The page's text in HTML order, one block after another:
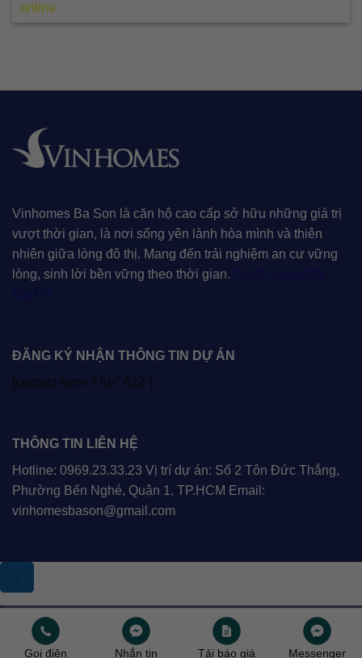
online
Vinhomes Ba Son là căn hộ cao cấp sở hữu những giá trị
vượt thời gian, là nơi sống yên lành hòa mình và thiên
nhiên giữa lòng đô thị. Mang đến trải nghiệm an cư vững
lòng, sinh lời bền vững theo thời gian.
ĐĂNG KÝ NHẬN THÔNG TIN DỰ ÁN
[contact-form-7 id="422"]
THÔNG TIN LIÊN HỆ
Hotline: 0969.23.33.23 Vị trí dự án: Số 2 Tôn Đức Thắng,
Phường Bến Nghé, Quận 1, TP.HCM Email:
vinhomesbason@gmail.com
.
Copyright 2026 © Vinhomesbason
Gọi điện Nhắn tin Tải báo giá Messenger